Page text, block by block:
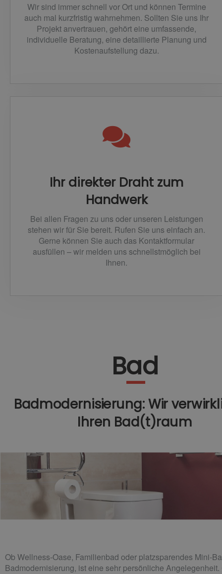
Wir sind immer schnell vor Ort und können Termine
auch mal kurzfristig wahrnehmen. Sollten Sie uns Ihr
Projekt anvertrauen, gehört eine umfassende,
individuelle Beratung, eine detaillierte Planung und
Kostenaufstellung dazu.
Ihr direkter Draht zum
Handwerk
Bei allen Fragen zu uns oder unseren Leistungen
stehen wir für Sie bereit. Rufen Sie uns einfach an.
Gerne können Sie auch das Kontaktformular
ausfüllen – wir melden uns schnellstmöglich bei
Ihnen.
Bad
Badmodernisierung: Wir
Ihren Bad(t)raum​
Ob Wellness-Oase, Familienbad oder platzsparendes Mini-
Badmodernisierung, ist eine sehr persönliche Angelegenheit.